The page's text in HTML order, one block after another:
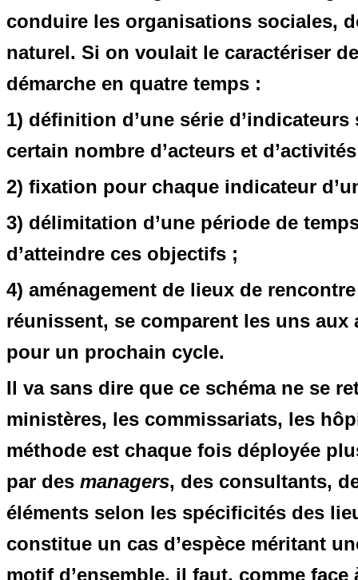
conduire les organisations sociales,
naturel. Si on voulait le caractériser
démarche en quatre temps :
1) définition d’une série
certain nombre d’acteurs et
2) fixation pour chaque indicateur
3) délimitation d’une période de
d’atteindre ces objectifs ;
4) aménagement de lieux de
réunissent, se comparent les uns
pour un prochain cycle.
Il va sans dire que ce schéma ne se
ministères, les commissariats, les
méthode est chaque fois déployée
par des managers, des consultants,
éléments selon les spécificités des
constitue un cas d’espèce méritant
motif d’ensemble, il faut, comme